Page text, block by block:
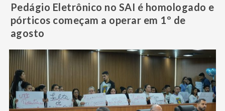
Pedágio Eletrônico no SAI é homologado e
pórticos começam a operar em 1º de
agosto